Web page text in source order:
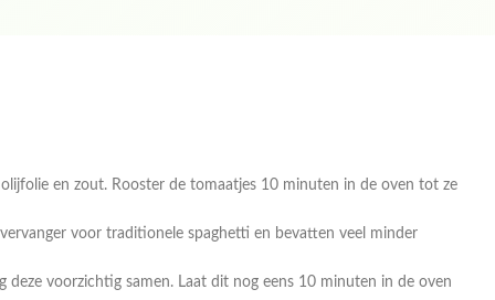
en zout. Rooster de tomaatjes 10 minuten in de oven tot ze
voor traditionele spaghetti en bevatten veel minder
voorzichtig samen. Laat dit nog eens 10 minuten in de oven